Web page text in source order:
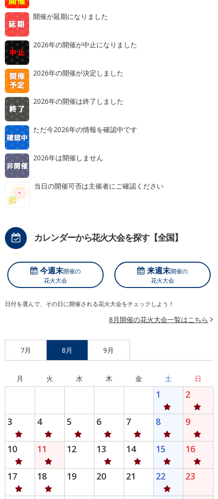
開催が延期になりました
2026年の開催が中止になりました
2026年の開催が決定しました
2026年の開催は終了しました
ただ今2026年の情報を確認中です
2026年は開催しません
当日の開催可否は主催者にご確認ください
カレンダーから花火大会を探す【全国】
今週末開催の
花火大会
来週末開催の
花火大会
日付を選んで、その日に開催される花火大会をチェックしよう！
8月開催の花火大会一覧はこちら
7月 8月 9月
月 火 水 木 金 土 日
1 2
3 4 5 6 7 8 9
10 11 12 13 14 15 16
17 18 19 20 21 22 23